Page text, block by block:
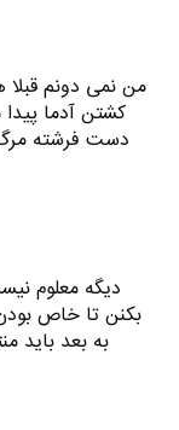
من نمی دونم قبلا
کشتن آدما
دست فرشته مرگ
دیگه معلوم
بکنن تا خاص
به بعد باید